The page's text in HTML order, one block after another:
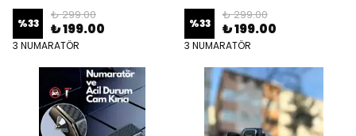
%33
₺ 299.00
₺ 199.00
3 NUMARATÖR
%33
₺ 299.00
₺ 199.00
3 NUMARATÖR